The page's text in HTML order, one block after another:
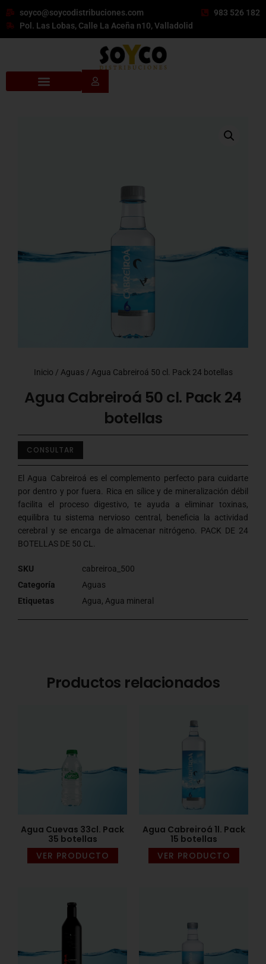
soyco@soycodistribuciones.com
983 526 182
Pol. Las Lobas, Calle La Aceña n10, Valladolid
Inicio / Aguas / Agua Cabreiroá 50 cl. Pack 24 botellas
Agua Cabreiroá 50 cl. Pack 24
botellas
CONSULTAR
El Agua Cabreiroá es el complemento perfecto para cuidarte
por dentro y por fuera. Rica en sílice y de mineralización débil
facilita el proceso digestivo, te ayuda a eliminar toxinas,
equilibra tu sistema nervioso central, beneficia la actividad
cerebral y se encarga de almacenar nitrógeno. PACK DE 24
BOTELLAS DE 50 CL.
SKU
cabreiroa_500
Categoría
Aguas
Etiquetas
Agua, Agua mineral
Productos relacionados
Agua Cuevas 33cl. Pack
35 botellas
VER PRODUCTO
Agua Cabreiroá 1l. Pack
15 botellas
VER PRODUCTO